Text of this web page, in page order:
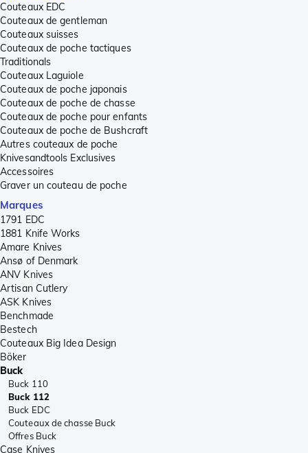
Couteaux EDC
Couteaux de gentleman
Couteaux suisses
Couteaux de poche tactiques
Traditionals
Couteaux Laguiole
Couteaux de poche japonais
Couteaux de poche de chasse
Couteaux de poche pour enfants
Couteaux de poche de Bushcraft
Autres couteaux de poche
Knivesandtools Exclusives
Accessoires
Graver un couteau de poche
Marques
1791 EDC
1881 Knife Works
Amare Knives
Ansø of Denmark
ANV Knives
Artisan Cutlery
ASK Knives
Benchmade
Bestech
Couteaux Big Idea Design
Böker
Buck
Buck 110
Buck 112
Buck EDC
Couteaux de chasse Buck
Offres Buck
Case Knives